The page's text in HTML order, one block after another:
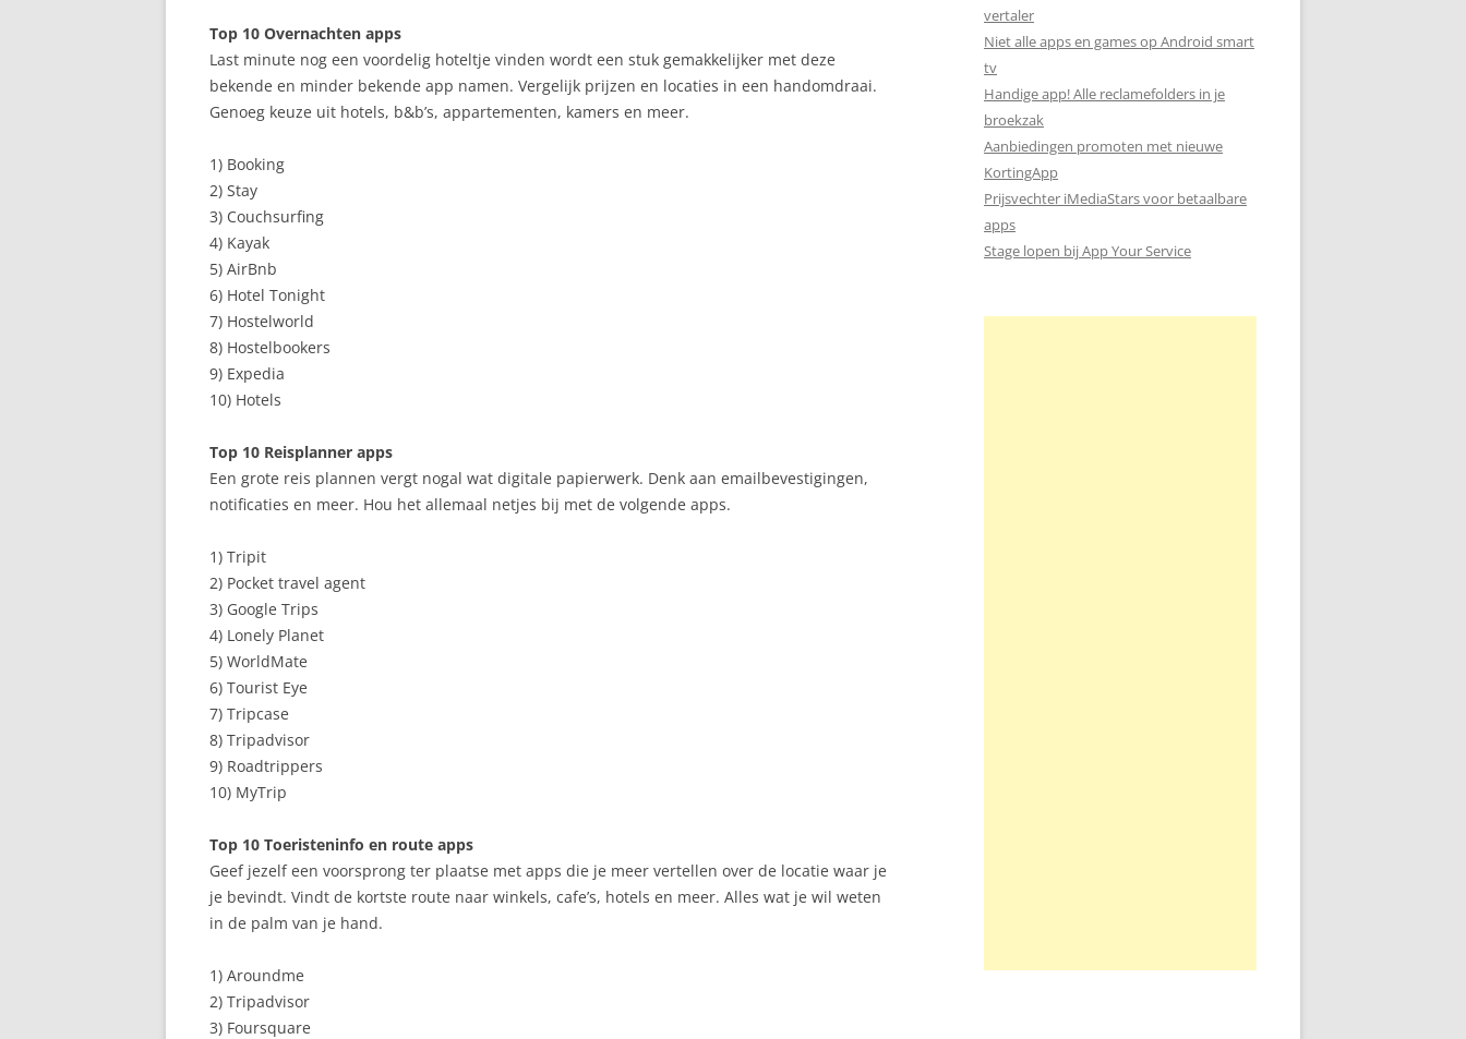
Top 10 Overnachten apps
Last minute nog een voordelig hoteltje vinden wordt een stuk gemakkelijker met deze
bekende en minder bekende app namen. Vergelijk prijzen en locaties in een handomdraai.
Genoeg keuze uit hotels, b&b’s, appartementen, kamers en meer.
1) Booking
2) Stay
3) Couchsurfing
4) Kayak
5) AirBnb
6) Hotel Tonight
7) Hostelworld
8) Hostelbookers
9) Expedia
10) Hotels
Top 10 Reisplanner apps
Een grote reis plannen vergt nogal wat digitale papierwerk. Denk aan emailbevestigingen,
notificaties en meer. Hou het allemaal netjes bij met de volgende apps.
1) Tripit
2) Pocket travel agent
3) Google Trips
4) Lonely Planet
5) WorldMate
6) Tourist Eye
7) Tripcase
8) Tripadvisor
9) Roadtrippers
10) MyTrip
Top 10 Toeristeninfo en route apps
Geef jezelf een voorsprong ter plaatse met apps die je meer vertellen over de locatie waar je
je bevindt. Vindt de kortste route naar winkels, cafe’s, hotels en meer. Alles wat je wil weten
in de palm van je hand.
1) Aroundme
2) Tripadvisor
3) Foursquare
vertaler
Niet alle apps en games op Android smart
tv
Handige app! Alle reclamefolders in je
broekzak
Aanbiedingen promoten met nieuwe
KortingApp
Prijsvechter iMediaStars voor betaalbare
apps
Stage lopen bij App Your Service